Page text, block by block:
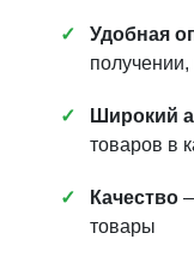
Удобная
Широкий
товаров в
Качество
товары